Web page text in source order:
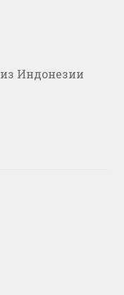
Индонезии